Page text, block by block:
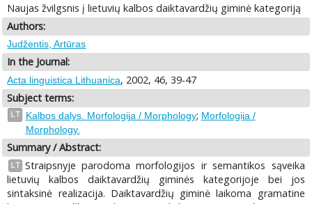
Naujas žvilgsnis į lietuvių kalbos daiktavardžių giminė kategoriją
Authors:
Judžentis, Artūras
In the Journal:
Acta linguistica Lithuanica, 2002, 46, 39-47
Subject terms:
LT Kalbos dalys. Morfologija / Morphology; Morfologija /
Morphology.
Summary / Abstract:
LT Straipsnyje parodoma morfologijos ir semantikos sąveika
lietuvių kalbos daiktavardžių giminės kategorijoje bei jos
sintaksinė realizacija. Daiktavardžių giminė laikoma gramatine